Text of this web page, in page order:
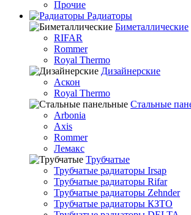
Прочие
Радиаторы
Биметаллические
RIFAR
Rommer
Royal Thermo
Дизайнерские
Аскон
Royal Thermo
Стальные
Arbonia
Axis
Rommer
Лемакс
Трубчатые
Трубчатые радиаторы Irsap
Трубчатые радиаторы Rifar
Трубчатые радиаторы Zehnder
Трубчатые радиаторы КЗТО